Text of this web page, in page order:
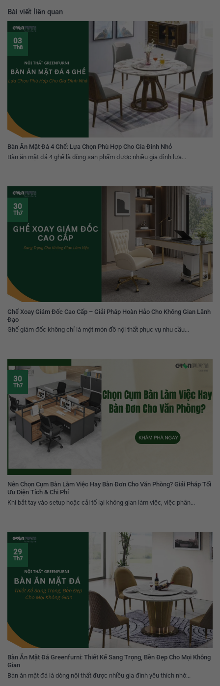
Bài viết liên quan
Bàn Ăn Mặt Đá 4 Ghế: Lựa Chọn Phù Hợp Cho Gia Đình Nhỏ
Bàn ăn mặt đá 4 ghế là dòng sản phẩm được nhiều gia đình lựa...
03
Th8
Ghế Xoay Giám Đốc Cao Cấp – Giải Pháp Hoàn Hảo Cho Không Gian Lãnh
Đạo
Ghế giám đốc không chỉ là một món đồ nội thất phục vụ nhu cầu...
30
Th7
Nên Chọn Cụm Bàn Làm Việc Hay Bàn Đơn Cho Văn Phòng? Giải Pháp Tối
Ưu Diện Tích & Chi Phí
Khi bắt tay vào setup hoặc cải tổ lại không gian làm việc, việc phân...
30
Th7
Bàn Ăn Mặt Đá Greenfurni: Thiết Kế Sang Trọng, Bền Đẹp Cho Mọi Không
Gian
Bàn ăn mặt đá là dòng nội thất được nhiều gia đình yêu thích nhờ...
29
Th7